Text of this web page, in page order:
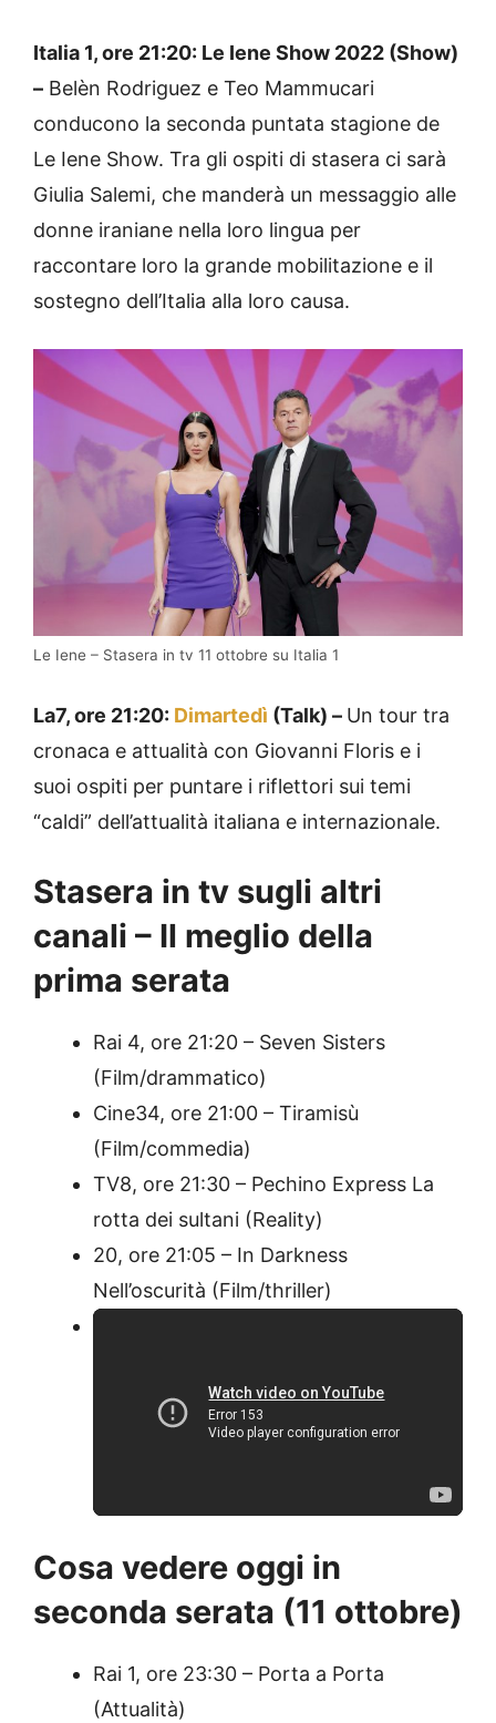
Italia 1, ore 21:20: Le Iene Show 2022 (Show)
– Belèn Rodriguez e Teo Mammucari
conducono la seconda puntata stagione de
Le Iene Show. Tra gli ospiti di stasera ci sarà
Giulia Salemi, che manderà un messaggio alle
donne iraniane nella loro lingua per
raccontare loro la grande mobilitazione e il
sostegno dell’Italia alla loro causa.
Le Iene – Stasera in tv 11 ottobre su Italia 1
La7, ore 21:20: Dimartedì (Talk) – Un tour tra
cronaca e attualità con Giovanni Floris e i
suoi ospiti per puntare i riflettori sui temi
“caldi” dell’attualità italiana e internazionale.
Stasera in tv sugli altri
canali – Il meglio della
prima serata
Rai 4, ore 21:20 – Seven Sisters
(Film/drammatico)
Cine34, ore 21:00 – Tiramisù
(Film/commedia)
TV8, ore 21:30 – Pechino Express La
rotta dei sultani (Reality)
20, ore 21:05 – In Darkness
Nell’oscurità (Film/thriller)
Cosa vedere oggi in
seconda serata (11 ottobre)
Rai 1, ore 23:30 – Porta a Porta
(Attualità)